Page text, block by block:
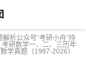
析公众号“考研小舟”持
研数学一、二、三历年
学真题（1987-2026）